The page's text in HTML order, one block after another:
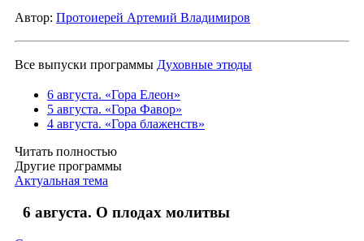
Автор: Протоиерей Артемий Владимиров
Все выпуски программы Духовные этюды
6 августа. «Гора Елеон»
5 августа. «Гора Фавор»
4 августа. «Гора блаженств»
Читать полностью
Другие программы
Актуальная тема
6 августа. О плодах молитвы